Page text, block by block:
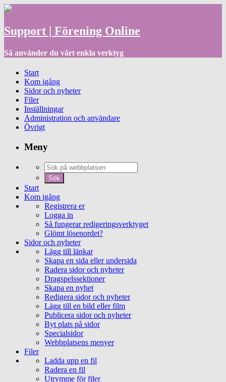
Support | Förening Online
Så använder du vårt enkla verktyg
Start
Kom igång
Sidor och nyheter
Filer
Inställningar
Administration och användare
Övrigt
Meny
Start
Kom igång
Registrera er
Logga in
Så fungerar redigeringsverktyget
Glömt lösenordet?
Sidor och nyheter
Lägg till länkar
Skapa en sida eller undersida
Radera sidor och nyheter
Dragspelssektioner
Skapa en nyhet
Redigera sidor och nyheter
Lägg till en bild eller film
Publicera sidor och nyheter
Byt plats på sidor
Specialsidor
Webbplatsens menyer
Filer
Ladda upp en fil
Radera en fil
Utrymme för filer